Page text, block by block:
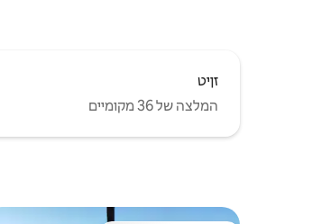
זןיט
המלצה של 36 מקומיים